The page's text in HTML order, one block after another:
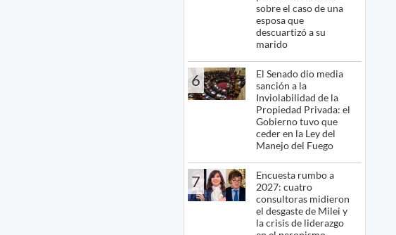
sobre el caso de una
esposa que
descuartizó a su
marido
6
El Senado dio media
sanción a la
Inviolabilidad de la
Propiedad Privada: el
Gobierno tuvo que
ceder en la Ley del
Manejo del Fuego
7
Encuesta rumbo a
2027: cuatro
consultoras midieron
el desgaste de Milei y
la crisis de liderazgo